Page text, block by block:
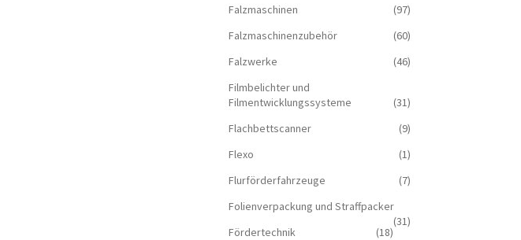
Falzmaschinen
(97)
Falzmaschinenzubehör
(60)
Falzwerke
(46)
Filmbelichter und
Filmentwicklungssysteme
(31)
Flachbettscanner
(9)
Flexo
(1)
Flurförderfahrzeuge
(7)
Folienverpackung und Straffpacker
(31)
Fördertechnik
(18)